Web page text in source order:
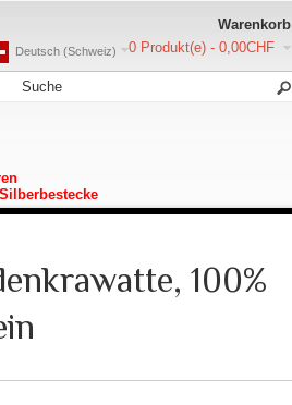
Warenkorb
0 Produkt(e) - 0,00CHF
Deutsch (Schweiz)
100%